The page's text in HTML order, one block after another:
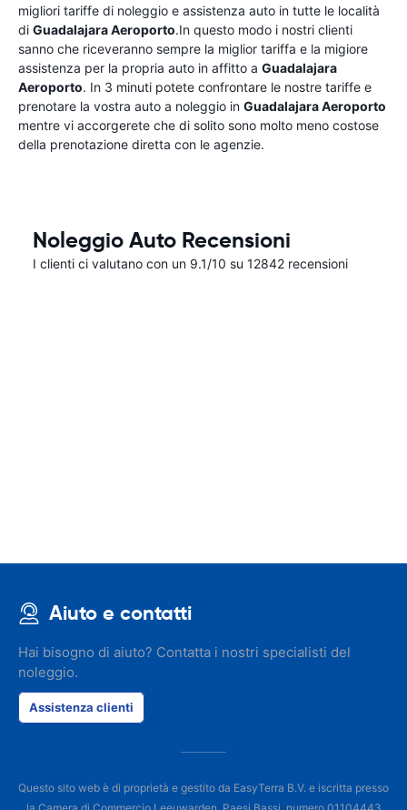
migliori tariffe di noleggio e assistenza auto in tutte le località
di Guadalajara Aeroporto.In questo modo i nostri clienti
sanno che riceveranno sempre la miglior tariffa e la migiore
assistenza per la propria auto in affitto a Guadalajara
Aeroporto. In 3 minuti potete confrontare le nostre tariffe e
prenotare la vostra auto a noleggio in Guadalajara Aeroporto
mentre vi accorgerete che di solito sono molto meno costose
della prenotazione diretta con le agenzie.
Noleggio Auto Recensioni
I clienti ci valutano con un 9.1/10 su 12842 recensioni
Aiuto e contatti
Hai bisogno di aiuto? Contatta i nostri specialisti del
noleggio.
Assistenza clienti
Questo sito web è di proprietà e gestito da EasyTerra B.V. e iscritta presso